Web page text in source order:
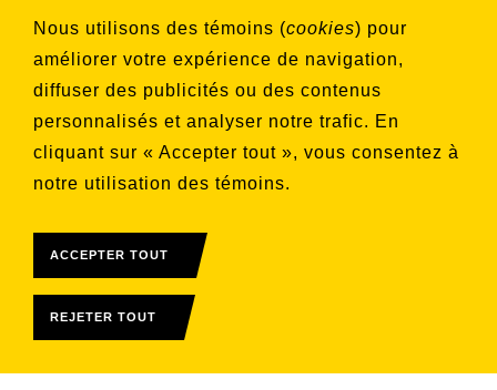
Nous utilisons des témoins (cookies) pour
améliorer votre expérience de navigation,
diffuser des publicités ou des contenus
personnalisés et analyser notre trafic. En
cliquant sur « Accepter tout », vous consentez à
notre utilisation des témoins.
ACCEPTER TOUT
REJETER TOUT
souhaitez vous inscrire
Aucune liste sélectionnée
S'INSCRIRE